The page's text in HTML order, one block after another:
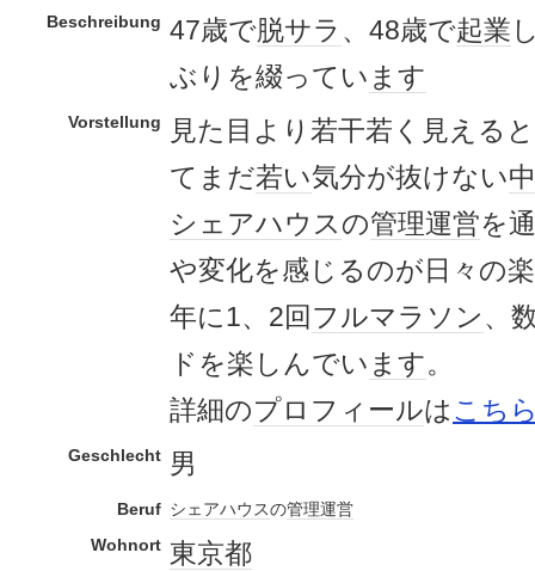
Beschreibung 47歳で脱サラ 、48歳で起業
ぶりを綴ってい ます
Vorstellung
見た目より若干若く見える
てまだ若い気分が抜けない
シェアハウスの管理運営を
や変化を感じるのが日々の
年に1、2回 フルマラソン、
ドを楽しんでい ます。
詳細のプロフィールはこち
Geschlecht 男
Beruf シェアハウスの管理運営
Wohnort 東京都